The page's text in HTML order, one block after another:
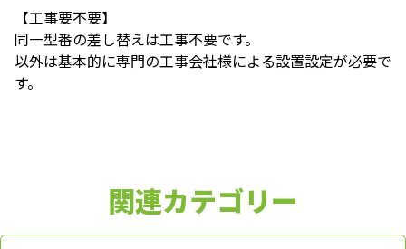
【工事要不要】
同一型番の差し替えは工事不要です。
以外は基本的に専門の工事会社様による設置設定が必要で
す。
関連カテゴリー